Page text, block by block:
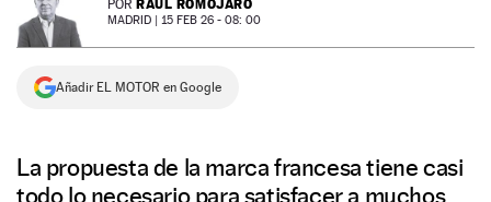
NEWSLETTER
SÍGUENOS
POR RAÚL ROMOJARO
MADRID | 15 FEB 26 - 08: 00
Añadir EL MOTOR en Google
La propuesta de la marca francesa tiene casi
todo lo necesario para satisfacer a muchos